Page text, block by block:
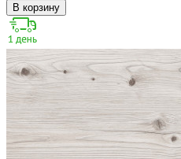
В корзину